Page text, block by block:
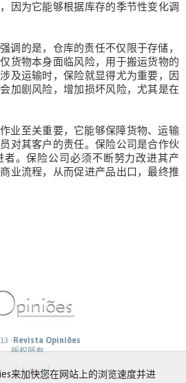
因为它能够根据库存的季节性变化调
调的是，仓库的责任不仅限于存储，
货物本身面临风险，用于搬运货物的
及运输时，保险就显得尤为重要，因
加剧风险，增加损坏风险，尤其是在
业至关重要，它能够保障货物、运输
对其客户的责任。保险公司是合作伙
。保险公司必须不断努力改进其产
业流程，从而促进产品出口，最终推
-Revista Opiniões
版权所有。
来加快您在网站上的浏览速度并进